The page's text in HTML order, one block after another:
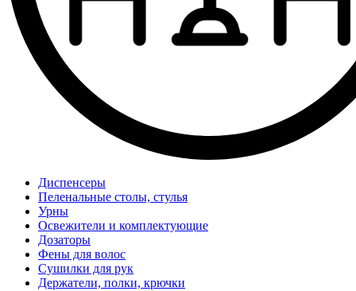
Диспенсеры
Пеленальные столы, стулья
Урны
Освежители и комплектующие
Дозаторы
Фены для волос
Сушилки для рук
Держатели, полки, крючки